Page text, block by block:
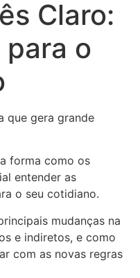
Claro:
o
que gera grande
forma como os
entender as
o seu cotidiano.
mudanças na
e indiretos, e como
com as novas regras